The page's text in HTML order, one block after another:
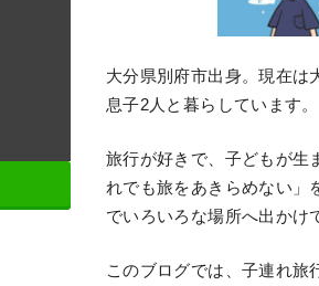
大分県別府市出身。現在は
息子2人と暮らしています。
旅行が好きで、子どもが生
れでも旅をあきらめない」
でいろいろな場所へ出かけ
このブログでは、子連れ旅